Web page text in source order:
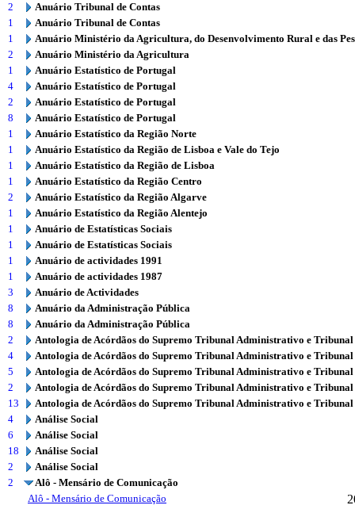
2
Anuário Tribunal de Contas
1
Anuário Tribunal de Contas
1
Anuário Ministério da Agricultura, do Desenvolvimento Rural e das
2
Anuário Ministério da Agricultura
1
Anuário Estatístico de Portugal
4
Anuário Estatístico de Portugal
2
Anuário Estatístico de Portugal
8
Anuário Estatístico de Portugal
1
Anuário Estatístico da Região Norte
1
Anuário Estatístico da Região de Lisboa e Vale do Tejo
1
Anuário Estatístico da Região de Lisboa
1
Anuário Estatístico da Região Centro
2
Anuário Estatístico da Região Algarve
1
Anuário Estatístico da Região Alentejo
1
Anuário de Estatísticas Sociais
1
Anuário de Estatísticas Sociais
1
Anuário de actividades 1991
1
Anuário de actividades 1987
3
Anuário de Actividades
8
Anuário da Administração Pública
8
Anuário da Administração Pública
2
Antologia de Acórdãos do Supremo Tribunal Administrativo e
4
Antologia de Acórdãos do Supremo Tribunal Administrativo e
5
Antologia de Acórdãos do Supremo Tribunal Administrativo e
2
Antologia de Acórdãos do Supremo Tribunal Administrativo e
13
Antologia de Acórdãos do Supremo Tribunal Administrativo e
4
Análise Social
6
Análise Social
18
Análise Social
2
Análise Social
2
Alô - Mensário de Comunicação
Alô - Mensário de Comunicação